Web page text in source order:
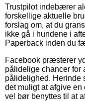
Trustpilot indebærer
forskellige aktuelle
forslag om, at du
ikke gå i hundene i
Paperback inden du
Facebook præsterer
pålidelige chancer for
pålidelighed. Herinde
det muligt at afgive
vel bør benyttes til at